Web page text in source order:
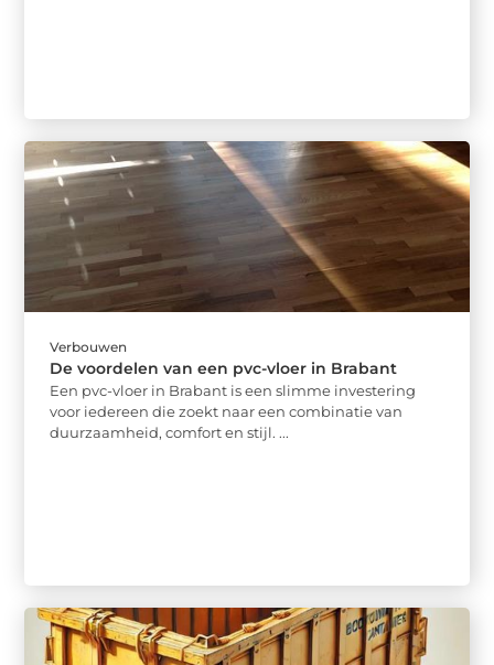
Verbouwen
De voordelen van een pvc-vloer in Brabant
Een pvc-vloer in Brabant is een slimme investering
voor iedereen die zoekt naar een combinatie van
duurzaamheid, comfort en stijl. ...